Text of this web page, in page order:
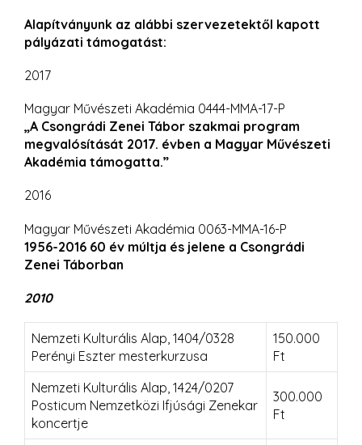
Alapítványunk az alábbi szervezetektől kapott
pályázati támogatást:
2017
Magyar Művészeti Akadémia 0444-MMA-17-P
„A Csongrádi Zenei Tábor szakmai program
megvalósítását 2017. évben a Magyar Művészeti
Akadémia támogatta.”
2016
Magyar Művészeti Akadémia 0063-MMA-16-P
1956-2016 60 év múltja és jelene a Csongrádi
Zenei Táborban
2010
Nemzeti Kulturális Alap, 1404/0328
Perényi Eszter mesterkurzusa
150.000
Ft
Nemzeti Kulturális Alap, 1424/0207
Posticum Nemzetközi Ifjúsági Zenekar
koncertje
300.000
Ft